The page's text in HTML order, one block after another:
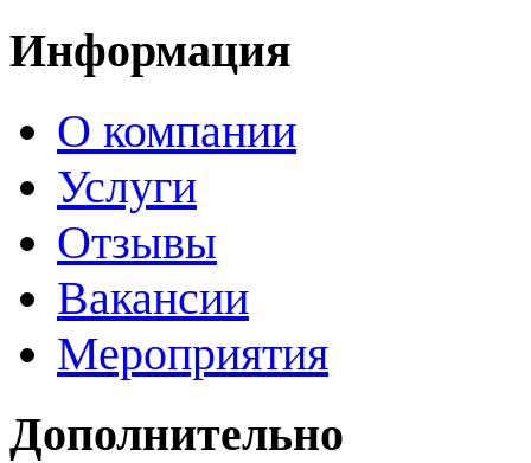
Информация
О компании
Услуги
Отзывы
Вакансии
Мероприятия
Дополнительно